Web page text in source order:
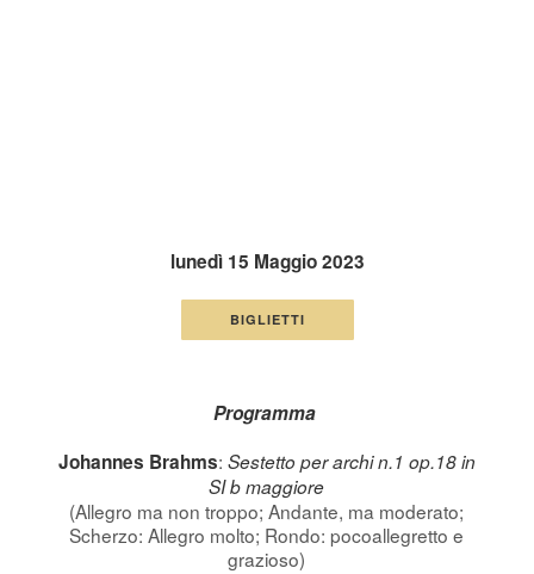
lunedì 15 Maggio 2023
BIGLIETTI
Programma
Johannes Brahms: Sestetto per archi n.1 op.18 in
SI b maggiore
(Allegro ma non troppo; Andante, ma moderato;
Scherzo: Allegro molto; Rondo: pocoallegretto e
grazioso)